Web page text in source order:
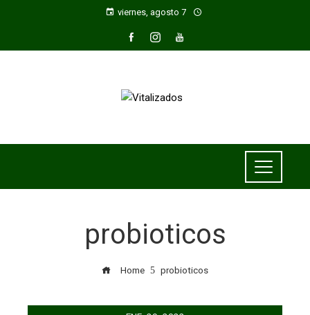
viernes, agosto 7
probioticos
Home probioticos